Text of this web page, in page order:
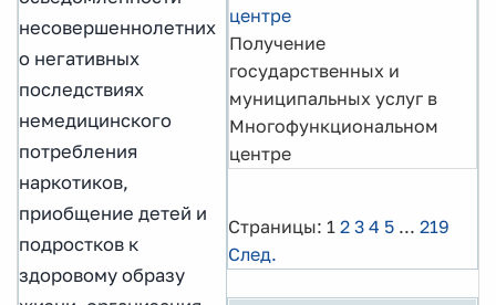
несовершеннолетних
о негативных
последствиях
немедицинского
потребления
наркотиков,
приобщение детей и
подростков к
здоровому образу
центре
Получение
государственных и
муниципальных услуг в
Многофункциональном
центре
Страницы: 1 2 3 4 5 ... 219
След.